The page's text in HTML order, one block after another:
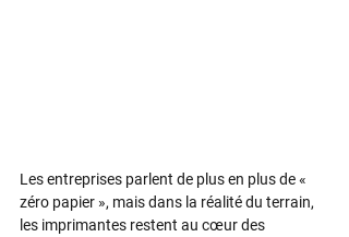
Les entreprises parlent de plus en plus de «
zéro papier », mais dans la réalité du terrain,
les imprimantes restent au cœur des